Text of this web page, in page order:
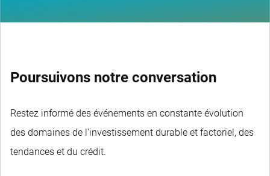
Poursuivons notre conversation
Restez informé des événements en constante évolution
des domaines de l'investissement durable et factoriel, des
tendances et du crédit.